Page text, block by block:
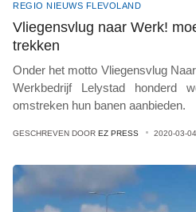
REGIO NIEUWS FLEVOLAND
Vliegensvlug naar Werk! moet vele
trekken
Onder het motto Vliegensvlug
Werkbedrijf Lelystad honderd
omstreken hun banen aanbieden.
GESCHREVEN DOOR EZ PRESS 2020-03-